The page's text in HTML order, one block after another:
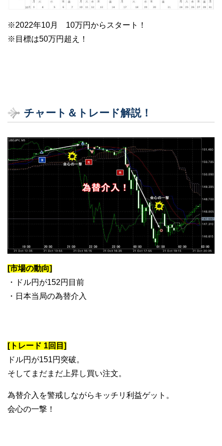
※2022年10月 10万円からスタート！
※目標は50万円超え！
チャート＆トレード解説！
[市場の動向]
・ドル円が152円目前
・日本当局の為替介入
[トレード 1回目]
ドル円が151円突破。
そしてまだまだ上昇し買い注文。
為替介入を警戒しながらキッチリ利益ゲット。
会心の一撃！